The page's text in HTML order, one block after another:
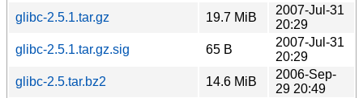
glibc-2.5.1.tar.gz
19.7 MiB
2007-Jul-31
20:29
glibc-2.5.1.tar.gz.sig
65 B
2007-Jul-31
20:29
glibc-2.5.tar.bz2
14.6 MiB
2006-Sep-
29 20:49